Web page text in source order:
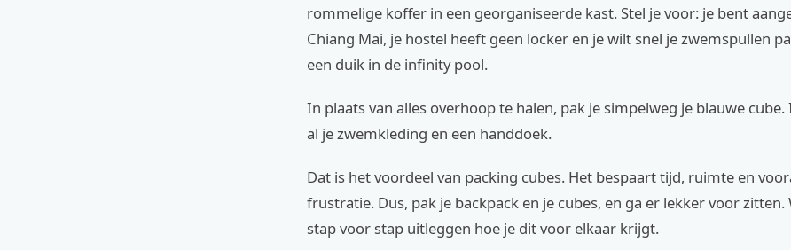
rommelige koffer in een georganiseerde kast. Stel je voor: je bent
Chiang Mai, je hostel heeft geen locker en je wilt snel je zwemspullen
een duik in de infinity pool.
In plaats van alles overhoop te halen, pak je simpelweg je blauwe cube.
al je zwemkleding en een handdoek.
Dat is het voordeel van packing cubes. Het bespaart tijd, ruimte en
frustratie. Dus, pak je backpack en je cubes, en ga er lekker voor zitten.
stap voor stap uitleggen hoe je dit voor elkaar krijgt.